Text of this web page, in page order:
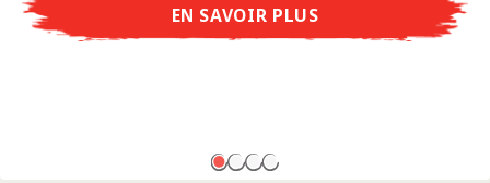
EN SAVOIR PLUS